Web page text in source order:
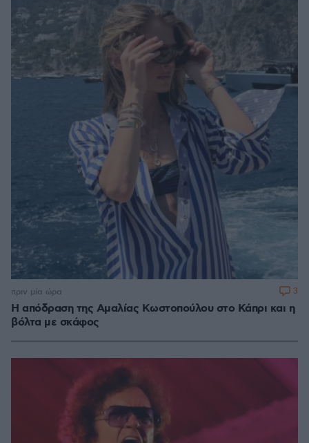
Η απόδραση της Αμαλίας Κωστοπούλου στο Κάπρι και η
βόλτα με σκάφος
πριν μία ώρα 3